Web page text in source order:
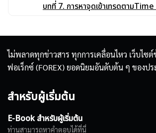
บทที่ 7. การหาจุดเข้าเทรดตาม
ไม่พลาดทุกข่าวสาร ทุกการเคลื่อนไหว เว็บไซ
ฟอเร็กซ์ (FOREX) ยอดนิยมอันดับต้น ๆ ของปร
สำหรับผู้เริ่มต้น
E-Book สำหรับผู้เริ่มต้น
ท่านสามารถหาคำตอบได้ที่นี่